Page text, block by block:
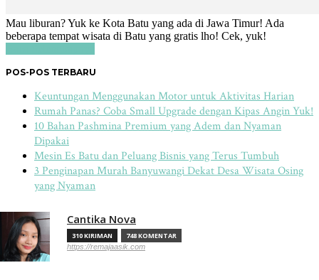
Mau liburan? Yuk ke Kota Batu yang ada di Jawa Timur! Ada
beberapa tempat wisata di Batu yang gratis lho! Cek, yuk!
POS-POS TERBARU
Keuntungan Menggunakan Motor untuk Aktivitas Harian
Rumah Panas? Coba Small Upgrade dengan Kipas Angin Yuk!
10 Bahan Pashmina Premium yang Adem dan Nyaman
Dipakai
Mesin Es Batu dan Peluang Bisnis yang Terus Tumbuh
3 Penginapan Murah Banyuwangi Dekat Desa Wisata Osing
yang Nyaman
Cantika Nova
310 KIRIMAN 748 KOMENTAR
https://remajaasik.com